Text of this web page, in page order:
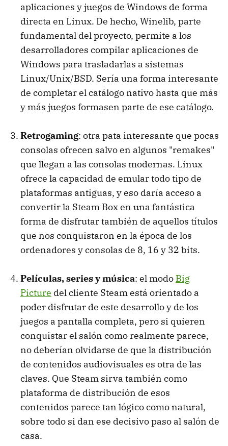
aplicaciones y juegos de Windows de forma
directa en Linux. De hecho, Winelib, parte
fundamental del proyecto, permite a los
desarrolladores compilar aplicaciones de
Windows para trasladarlas a sistemas
Linux/Unix/BSD. Sería una forma interesante
de completar el catálogo nativo hasta que más
y más juegos formasen parte de ese catálogo.
Retrogaming: otra pata interesante que pocas
consolas ofrecen salvo en algunos "remakes"
que llegan a las consolas modernas. Linux
ofrece la capacidad de emular todo tipo de
plataformas antiguas, y eso daría acceso a
convertir la Steam Box en una fantástica
forma de disfrutar también de aquellos títulos
que nos conquistaron en la época de los
ordenadores y consolas de 8, 16 y 32 bits.
Películas, series y música: el modo Big
Picture del cliente Steam está orientado a
poder disfrutar de este desarrollo y de los
juegos a pantalla completa, pero si quieren
conquistar el salón como realmente parece,
no deberían olvidarse de que la distribución
de contenidos audiovisuales es otra de las
claves. Que Steam sirva también como
plataforma de distribución de esos
contenidos parece tan lógico como natural,
sobre todo si dan ese decisivo paso al salón de
casa.